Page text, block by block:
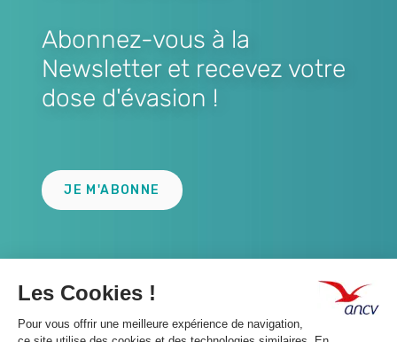
Abonnez-vous à la
Newsletter et recevez votre
dose d'évasion !
JE M'ABONNE